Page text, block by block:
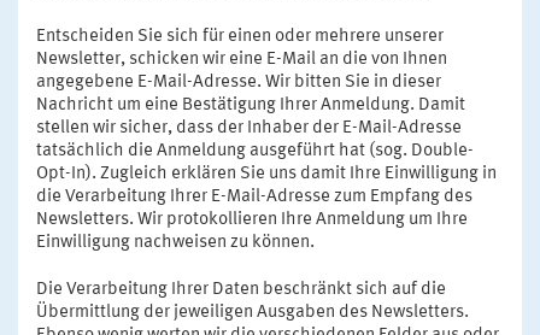
Entscheiden Sie sich für einen oder mehrere unserer
Newsletter, schicken wir eine E-Mail an die von Ihnen
angegebene E-Mail-Adresse. Wir bitten Sie in dieser
Nachricht um eine Bestätigung Ihrer Anmeldung. Damit
stellen wir sicher, dass der Inhaber der E-Mail-Adresse
tatsächlich die Anmeldung ausgeführt hat (sog. Double-
Opt-In). Zugleich erklären Sie uns damit Ihre Einwilligung in
die Verarbeitung Ihrer E-Mail-Adresse zum Empfang des
Newsletters. Wir protokollieren Ihre Anmeldung um Ihre
Einwilligung nachweisen zu können.
Die Verarbeitung Ihrer Daten beschränkt sich auf die
Übermittlung der jeweiligen Ausgaben des Newsletters.